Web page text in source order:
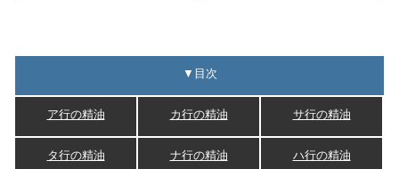
▼目次
ア行の精油 カ行の精油 サ行の精油
タ行の精油 ナ行の精油 ハ行の精油